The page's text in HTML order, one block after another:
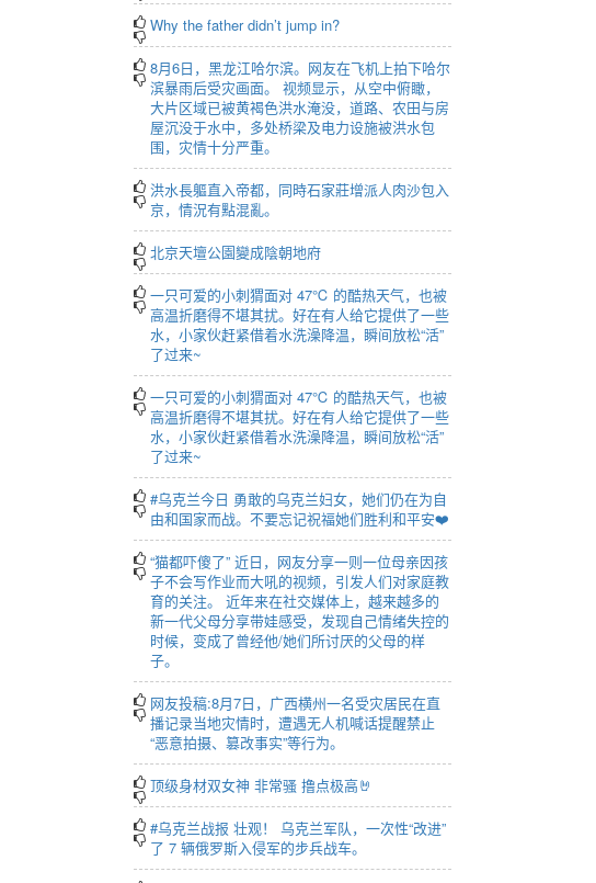
Why the father didn’t jump in?
8月6日，黑龙江哈尔滨。网友在飞机上拍下哈尔
滨暴雨后受灾画面。 视频显示，从空中俯瞰，
大片区域已被黄褐色洪水淹没，道路、农田与房
屋沉没于水中，多处桥梁及电力设施被洪水包
围，灾情十分严重。
洪水長軀直入帝都，同時石家莊增派人肉沙包入
京，情況有點混亂。
北京天壇公園變成陰朝地府
一只可爱的小刺猬面对 47℃ 的酷热天气，也被
高温折磨得不堪其扰。好在有人给它提供了一些
水，小家伙赶紧借着水洗澡降温，瞬间放松“活”
了过来~
一只可爱的小刺猬面对 47℃ 的酷热天气，也被
高温折磨得不堪其扰。好在有人给它提供了一些
水，小家伙赶紧借着水洗澡降温，瞬间放松“活”
了过来~
#乌克兰今日 勇敢的乌克兰妇女，她们仍在为自
由和国家而战。不要忘记祝福她们胜利和平安❤️
“猫都吓傻了” 近日，网友分享一则一位母亲因孩
子不会写作业而大吼的视频，引发人们对家庭教
育的关注。 近年来在社交媒体上，越来越多的
新一代父母分享带娃感受，发现自己情绪失控的
时候，变成了曾经他/她们所讨厌的父母的样
子。
网友投稿:8月7日，广西横州一名受灾居民在直
播记录当地灾情时，遭遇无人机喊话提醒禁止
“恶意拍摄、篡改事实”等行为。
顶级身材双女神 非常骚 撸点极高🤘
#乌克兰战报 壮观！ 乌克兰军队，一次性“改进”
了 7 辆俄罗斯入侵军的步兵战车。